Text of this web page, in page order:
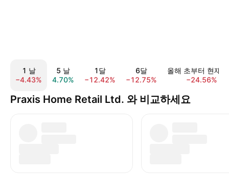
1 날
−4.43%
5 날
4.70%
1달
−12.42%
6달
−12.75%
올해 초부터 현재
−24.56%
Praxis Home Retail Ltd. 와 비교하세요